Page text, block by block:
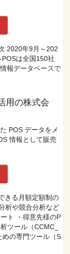
2020年9月～202
は全国150社
報データベースで
用の株式会
POS データをメ
情報として販売
きる月額定額制の
析や競合分析など
ト ・得意先様のP
ツール（CCMC_
の専門ツール（S